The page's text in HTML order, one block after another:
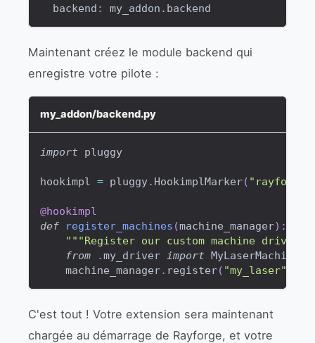
backend : my_addon.backend
Maintenant créez le module backend qui
enregistre votre pilote :
my_addon/backend.py
import pluggy
hookimpl = pluggy. HookimplMarker( "rayforge"
@hookimpl
def
register_machines (machine_manager) :
"""Register our custom machine
from
.my_driver import MyLaserMachine
    machine_manager
. register( "my_laser"
C'est tout ! Votre extension sera maintenant
chargée au démarrage de Rayforge, et votre